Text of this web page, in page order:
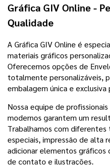
Gráfica GIV Online -
Qualidade
A Gráfica GIV Online é
materiais gráficos
Oferecemos opções de
totalmente personalizáveis,
embalagem única e exclusiva
Nossa equipe de
modernos garantem um
Trabalhamos com
especiais, impressão de alta
adicionar elementos
de contato e ilustrações.